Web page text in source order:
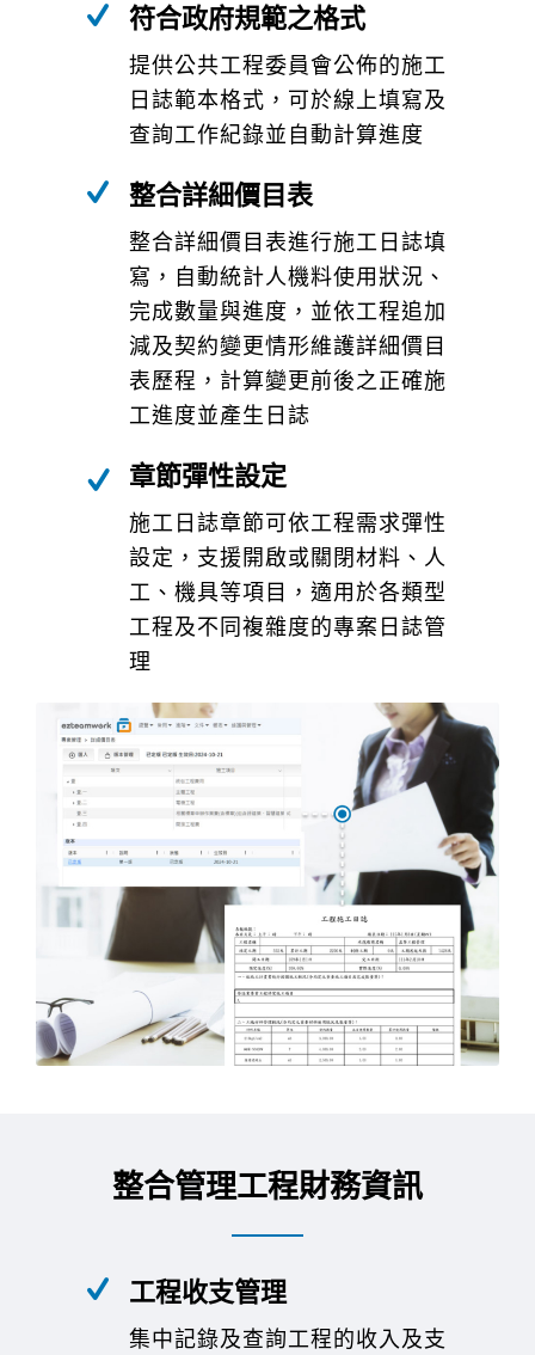
符合政府規範之格式
提供公共工程委員會公佈的施工
日誌範本格式，可於線上填寫及
查詢工作紀錄並自動計算進度
整合詳細價目表
整合詳細價目表進行施工日誌填
寫，自動統計人機料使用狀況、
完成數量與進度，並依工程追加
減及契約變更情形維護詳細價目
表歷程，計算變更前後之正確施
工進度並產生日誌
章節彈性設定
施工日誌章節可依工程需求彈性
設定，支援開啟或關閉材料、人
工、機具等項目，適用於各類型
工程及不同複雜度的專案日誌管
理
整合管理工程財務資訊
工程收支管理
集中記錄及查詢工程的收入及支